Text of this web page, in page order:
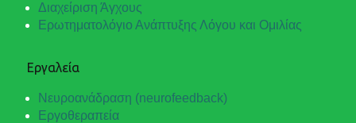
Διαχείριση Άγχους
Ερωτηματολόγιο Ανάπτυξης Λόγου και Ομιλίας
Εργαλεία
Νευροανάδραση (neurofeedback)
Εργοθεραπεία